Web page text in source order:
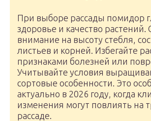
При выборе рассады помидор
здоровье и качество
внимание на высоту стебля,
листьев и корней. Избегайте
признаками болезней или
Учитывайте условия
сортовые особенности. Это
актуально в 2026 году, когда
изменения могут повлиять на
рассаде.